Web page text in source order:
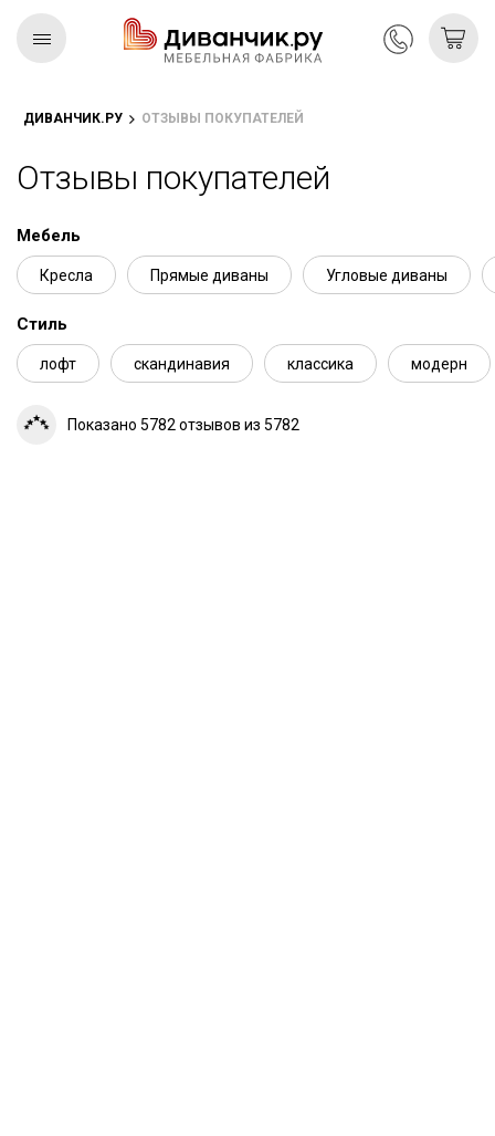
ДИВАНЧИК.РУ ОТЗЫВЫ ПОКУПАТЕЛЕЙ
Отзывы покупателей
Мебель
Кресла Прямые диваны Угловые диваны
Стиль
лофт скандинавия классика модерн
Показано 5782 отзывов из 5782
коллекция